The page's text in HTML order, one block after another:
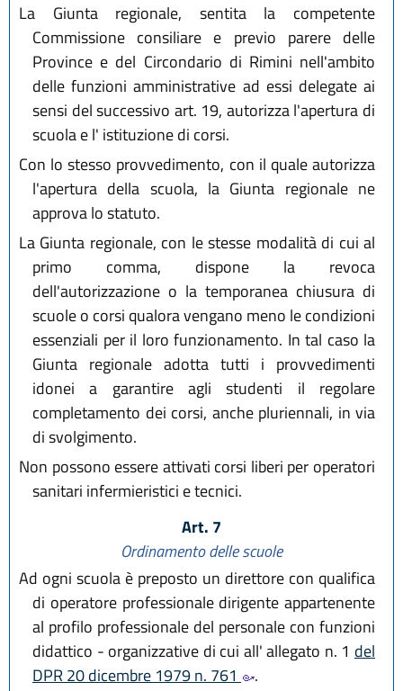
La Giunta regionale, sentita la competente
Commissione consiliare e previo parere delle
Province e del Circondario di Rimini nell'ambito
delle funzioni amministrative ad essi delegate ai
sensi del successivo art. 19, autorizza l'apertura di
scuola e l' istituzione di corsi.
Con lo stesso provvedimento, con il quale autorizza
l'apertura della scuola, la Giunta regionale ne
approva lo statuto.
La Giunta regionale, con le stesse modalità di cui al
primo comma, dispone la revoca
dell'autorizzazione o la temporanea chiusura di
scuole o corsi qualora vengano meno le condizioni
essenziali per il loro funzionamento. In tal caso la
Giunta regionale adotta tutti i provvedimenti
idonei a garantire agli studenti il regolare
completamento dei corsi, anche pluriennali, in via
di svolgimento.
Non possono essere attivati corsi liberi per operatori
sanitari infermieristici e tecnici.
Art. 7
Ordinamento delle scuole
Ad ogni scuola è preposto un direttore con qualifica
di operatore professionale dirigente appartenente
al profilo professionale del personale con funzioni
didattico - organizzative di cui all' allegato n. 1 del
DPR 20 dicembre 1979 n. 761
.